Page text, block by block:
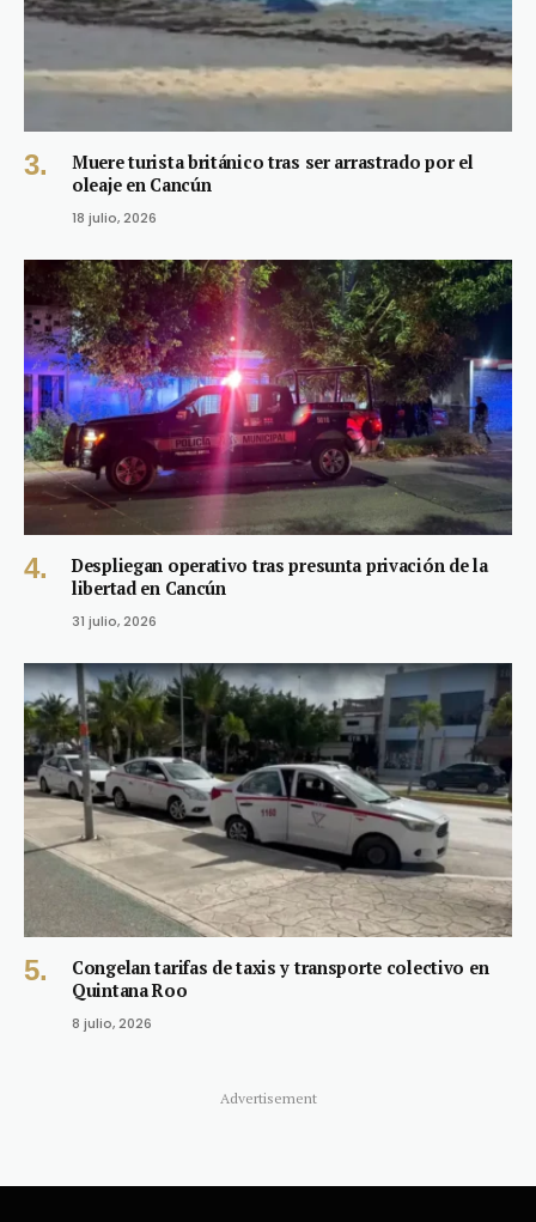
Muere turista británico tras ser arrastrado por el
oleaje en Cancún
18 julio, 2026
Despliegan operativo tras presunta privación de la
libertad en Cancún
31 julio, 2026
Congelan tarifas de taxis y transporte colectivo en
Quintana Roo
8 julio, 2026
Advertisement